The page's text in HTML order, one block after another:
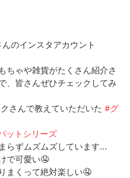
のインスタアカウント
ちゃや雑貨がたくさん紹介さ
、皆さんぜひチェックしてみ
さんで教えていただいた #グ
ットシリーズ
らずムズムズしています...
で可愛い🤤
まくって絶対楽しい🤤